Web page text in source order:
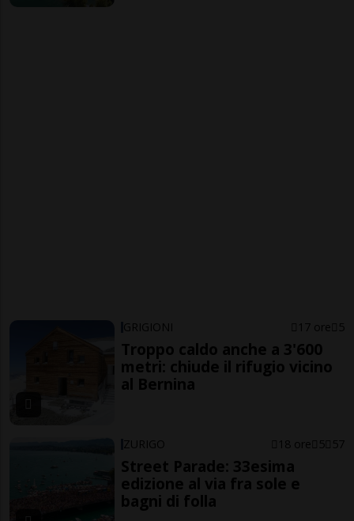
GRIGIONI 17 ore 5
Troppo caldo anche a 3'600
metri: chiude il rifugio vicino
al Bernina
ZURIGO 18 ore 5 57
Street Parade: 33esima
edizione al via fra sole e
bagni di folla